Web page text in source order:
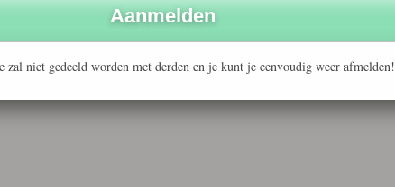
zal niet gedeeld worden met derden en je kunt je eenvoudig weer afmelden!